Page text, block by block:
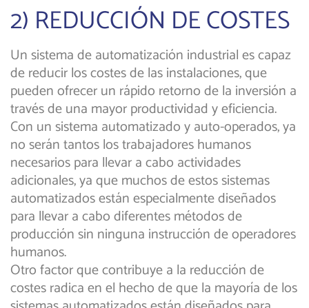
2) REDUCCIÓN DE COSTES
Un sistema de automatización industrial es capaz
de reducir los costes de las instalaciones, que
pueden ofrecer un rápido retorno de la inversión a
través de una mayor productividad y eficiencia.
Con un sistema automatizado y auto-operados, ya
no serán tantos los trabajadores humanos
necesarios para llevar a cabo actividades
adicionales, ya que muchos de estos sistemas
automatizados están especialmente diseñados
para llevar a cabo diferentes métodos de
producción sin ninguna instrucción de operadores
humanos.
Otro factor que contribuye a la reducción de
costes radica en el hecho de que la mayoría de los